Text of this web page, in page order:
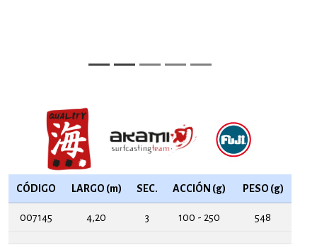
CÓDIGO LARGO (m) SEC. ACCIÓN (g) PESO (g)
007145 4,20 3 100 - 250 548